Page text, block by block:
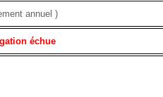
annuel )
échue